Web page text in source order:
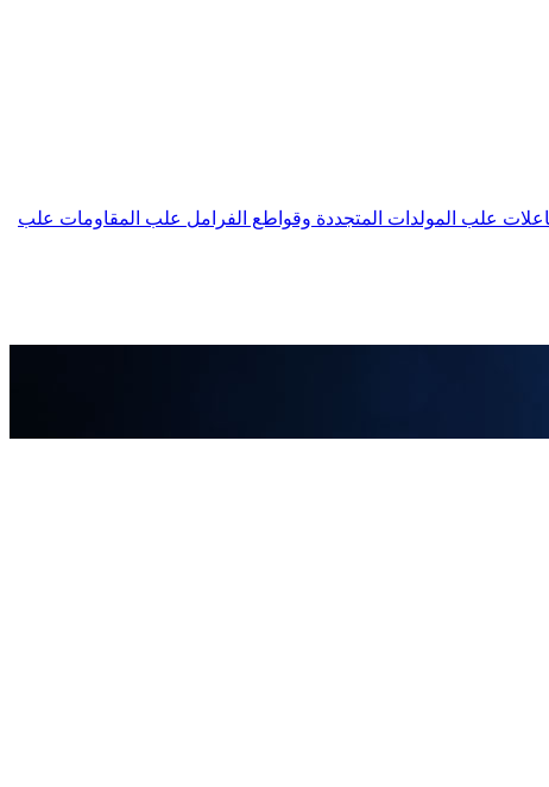
علب المولدات المتجددة وقواطع الفرامل علب المقاومات علب